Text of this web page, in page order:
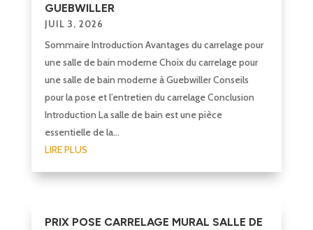
GUEBWILLER
JUIL 3, 2026
Sommaire Introduction Avantages du carrelage pour
une salle de bain moderne Choix du carrelage pour
une salle de bain moderne à Guebwiller Conseils
pour la pose et l’entretien du carrelage Conclusion
Introduction La salle de bain est une pièce
essentielle de la...
LIRE PLUS
PRIX POSE CARRELAGE MURAL SALLE DE